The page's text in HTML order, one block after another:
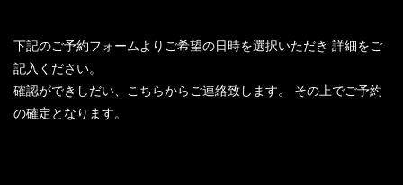
下記のご予約フォームよりご希望の日時を選択いただき 詳細をご
記入ください。
確認ができしだい、こちらからご連絡致します。
その上でご予約
の確定となります。